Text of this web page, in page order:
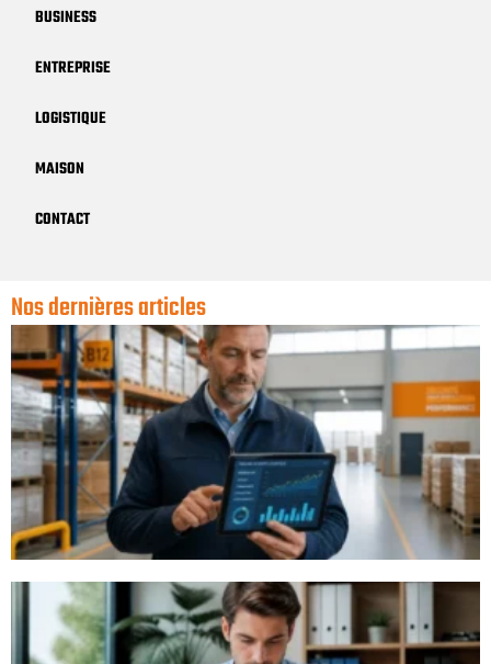
BUSINESS
ENTREPRISE
LOGISTIQUE
MAISON
CONTACT
Nos dernières articles